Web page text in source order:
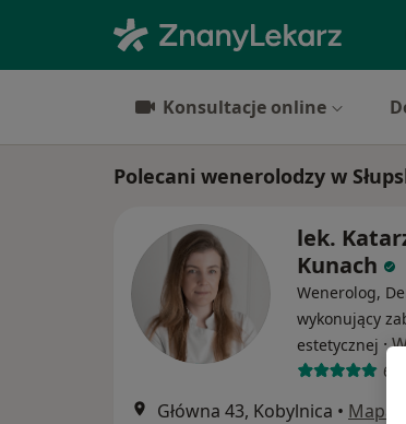
Konsultacje online
Polecani wenerolodzy w
lek.
Kunach
Wenerolog,
wykonujący
estetycznej ·
Główna 43, Kobylnica • Mapa